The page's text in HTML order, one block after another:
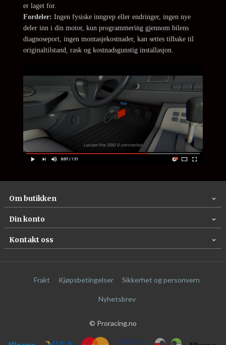
er laget for.
Fordeler: Ingen fysiske inngrep eller endringer, ingen nye
deler inn i din motor, kun programmering gjennom bilens
diagnoseport, ingen montasjekostnader, kan settes tilbake til
originaltilstand, rask og kostnadsgunstig installasjon.
Om butikken
Din konto
Kontakt oss
Frakt Kjøpsbetingelser Sikkerhet og personvern
Nyhetsbrev
© Proracing.no